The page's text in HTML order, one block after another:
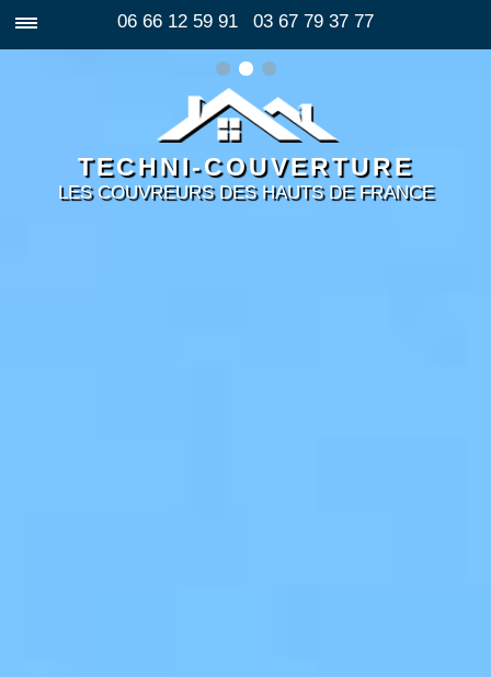
06 66 12 59 91 03 67 79 37 77
TECHNI-COUVERTURE
LES COUVREURS DES HAUTS DE FRANCE